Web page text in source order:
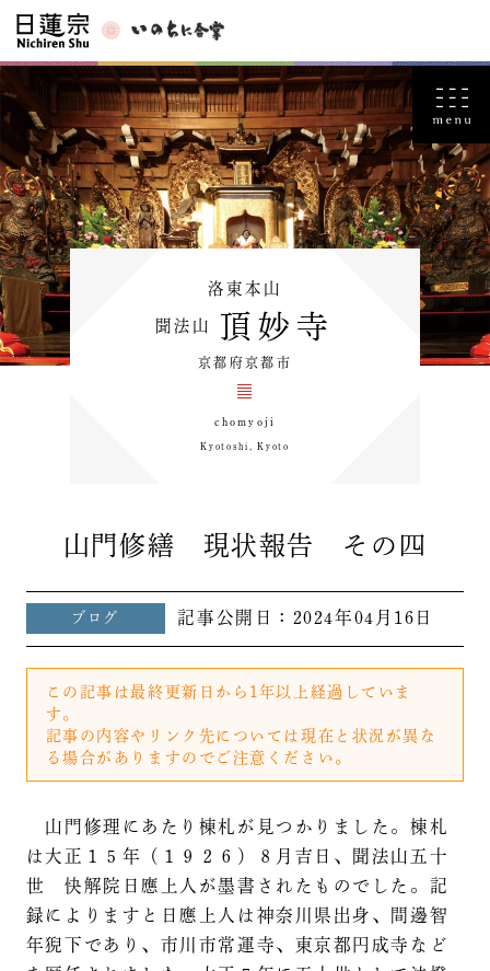
洛東本山
聞法山 頂妙寺
京都府京都市
chomyoji
Kyotoshi, Kyoto
山門修繕 現状報告 その四
ブログ 記事公開日： 2024年04月16日
この記事は最終更新日から1年以上経過していま
す。
記事の内容やリンク先については現在と状況が異な
る場合がありますのでご注意ください。
山門修理にあたり棟札が見つかりました。棟札
は大正１５年（１９２６）８月吉日、聞法山五十
世 快解院日應上人が墨書されたものでした。記
録によりますと日應上人は神奈川県出身、間邊智
年猊下であり、市川市常運寺、東京都円成寺など